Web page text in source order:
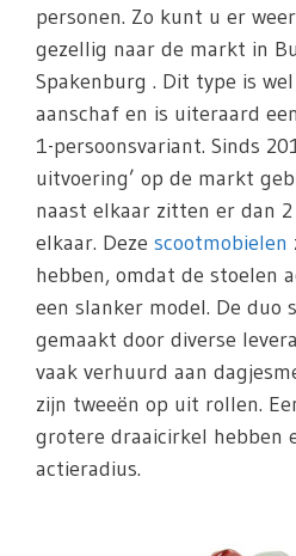
personen. Zo kunt u er
gezellig naar de markt in
Spakenburg . Dit type is
aanschaf en is uiteraard
1-persoonsvariant. Sinds
uitvoering’ op de markt
naast elkaar zitten er dan
elkaar. Deze scootmobielen
hebben, omdat de stoelen
een slanker model. De duo
gemaakt door diverse
vaak verhuurd aan
zijn tweeën op uit rollen.
grotere draaicirkel hebben
actieradius.